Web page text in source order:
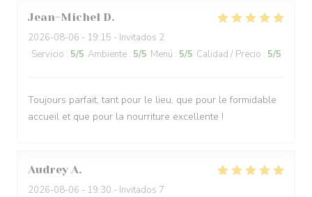
Jean-Michel D
2026-08-06 - 19:15 - Invitados 2
Servicio : 5/5 Ambiente : 5/5 Menú : 5/5 Calidad / Precio : 5/5
Toujours parfait, tant pour le lieu, que pour le formidable
accueil et que pour la nourriture excellente !
Audrey A
2026-08-06 - 19:30 - Invitados 7